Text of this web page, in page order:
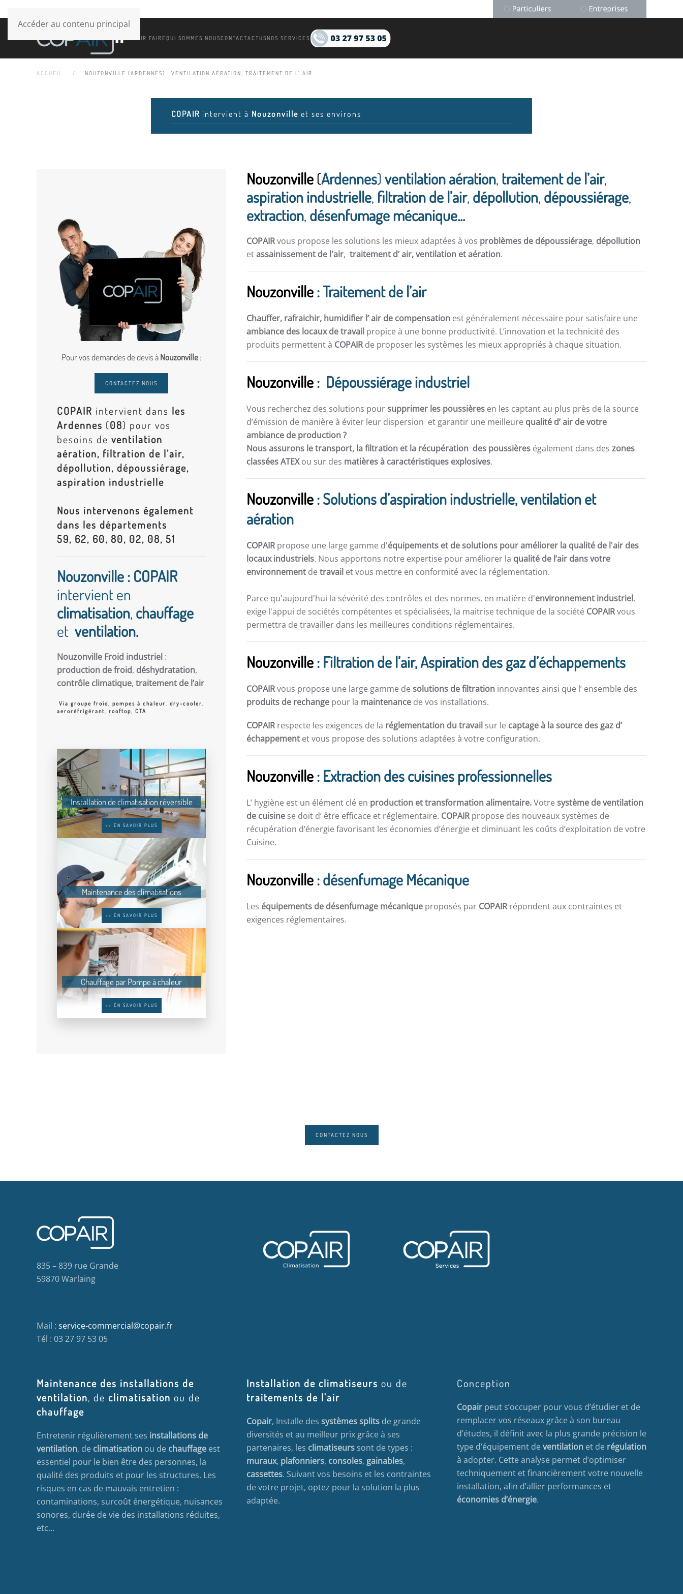
Accéder au contenu principal
SAVOIR FAIREQUI SOMMES NOUSCONTACTACTUS NOS SERVICES
ACCUEIL NOUZONVILLE (ARDENNES) : VENTILATION AÉRATION, TRAITEMENT DE L’ AIR
COPAIR intervient à Nouzonville et ses environs
Pour vos demandes de devis àNouzonville:
CONTACTEZ NOUS
COPAIR intervient dans les
Ardennes (08) pour vos
besoins de ventilation
aération, filtration de l’air,
dépollution, dépoussiérage,
aspiration industrielle
Nous intervenons également
dans les départements
59, 62, 60, 80, 02, 08, 51
Nouzonville : COPAIR
intervient en
climatisation, chauffage
et ventilation.
Nouzonville Froid industriel :
production de froid, déshydratation,
contrôle climatique, traitement de l’air
Via groupe froid pompes à chaleur dry-cooler
aeroréfrigérant
rooftop CTA
Installation de climatisation réversible
>> EN SAVOIR PLUS
Maintenance des climatisations
>> EN SAVOIR PLUS
Chauffage par Pompe à chaleur
>> EN SAVOIR PLUS
Nouzonville(Ardennes)ventilation aération, traitement de l’air,
aspiration industrielle, filtration de l’air, dépollution, dépoussiérage,
extraction, désenfumage mécanique...
COPAIRvous propose les solutions les mieux adaptées à vos problèmes de dépoussiérage, dépollution
etassainissement de l'air,traitement d’ air,ventilation et aération.
Nouzonville: Traitement de l’air
Chauffer, rafraichir, humidifier l’ air de compensation est généralement nécessaire pour satisfaire une
ambiance des locaux de travail propice à une bonne productivité. L’innovation et la technicité des
produits permettent à COPAIRde proposer les systèmes les mieux appropriés à chaque situation.
Nouzonville: Dépoussiérage industriel
Vous recherchez des solutions poursupprimer les poussières en les captant au plus près de la source
d’émission de manière à éviter leur dispersion et garantir une meilleure qualité d’ air de votre
ambiance de production ?
Nous assurons le transport, la filtration et la récupération des poussières également dans deszones
classées ATEXou sur des matières à caractéristiques explosives.
Nouzonville: Solutions d’aspiration industrielle, ventilation et
aération
COPAIRpropose une large gamme d'équipements et de solutions pour améliorer la qualité de l'air des
locaux industriels. Nous apportons notre expertise pour améliorer la qualité de l’air dans votre
environnement detravail et vous mettre en conformité avec la réglementation.
Parce qu'aujourd'hui la sévérité des contrôles et des normes, en matière d'environnement industriel,
exige l'appui de sociétés compétentes et spécialisées, la maitrise technique de la société COPAIRvous
permettra de travailler dans les meilleures conditions réglementaires.
Nouzonville: Filtration de l’air, Aspiration des gaz d’échappements
COPAIRvous propose une large gamme desolutions de filtration innovantes ainsi que l’ ensemble des
produits de rechange pour la maintenance de vos installations.
COPAIRrespecte les exigences de la réglementation du travail sur le captage à la source des gaz d’
échappement et vous propose des solutions adaptées à votre configuration.
Nouzonville: Extraction des cuisines professionnelles
L’ hygiène est un élément clé en production et transformation alimentaire.Votresystème de ventilation
de cuisine se doit d’ être efficace et réglementaire. COPAIRpropose des nouveaux systèmes de
récupération d’énergie favorisant les économies d’énergie et diminuant les coûts d’exploitation de votre
Cuisine.
Nouzonville: désenfumage Mécanique
Les équipements de désenfumage mécanique proposés par COPAIRrépondent aux contraintes et
exigences réglementaires.
CONTACTEZ NOUS
835 – 839 rue Grande
59870 Warlaing
Mail : service-commercial@copair.fr
Tél : 03 27 97 53 05
Maintenance des installations de
ventilation, de climatisation ou de
chauffage
Entretenir régulièrement ses installations de
ventilation, de climatisation ou de chauffage est
essentiel pour le bien être des personnes, la
qualité des produits et pour les structures. Les
risques en cas de mauvais entretien :
contaminations, surcoût énergétique, nuisances
sonores, durée de vie des installations réduites,
etc…
Installation de climatiseurs ou de
traitements de l'air
Copair, Installe des systèmes splits de grande
diversités et au meilleur prix grâce à ses
partenaires, les climatiseurs sont de types :
muraux, plafonniers, consoles, gainables,
cassettes. Suivant vos besoins et les contraintes
de votre projet, optez pour la solution la plus
adaptée.
Conception
Copairpeut s’occuper pour vous d’étudier et de
remplacer vos réseaux grâce à son bureau
d’études, il définit avec la plus grande précision le
type d’équipement deventilationet de régulation
à adopter. Cette analyse permet d’optimiser
techniquement et financièrement votre nouvelle
installation, afin d’allier performances et
économies d’énergie.